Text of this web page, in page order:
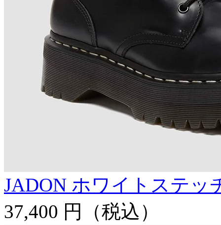
JADON ホワイトステッ
37,400 円
（税込）